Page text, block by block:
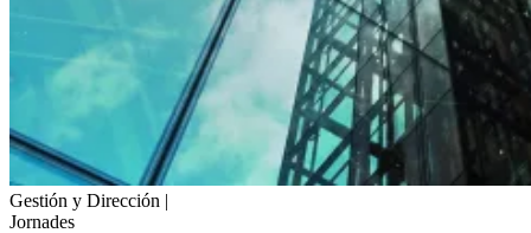
Gestión y Dirección |
Jornades